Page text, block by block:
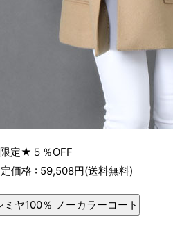
定★５％OFF
価格 : 59,508円(送料無料)
ヤ100％ ノーカラーコート